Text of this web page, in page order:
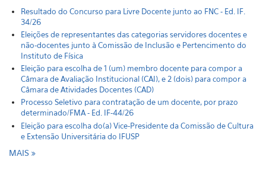
Resultado do Concurso para Livre Docente junto ao FNC - Ed. IF.
34/26
Eleições de representantes das categorias servidores docentes e
não-docentes junto à Comissão de Inclusão e Pertencimento do
Instituto de Física
Eleição para escolha de 1 (um) membro docente para compor a
Câmara de Avaliação Institucional (CAI), e 2 (dois) para compor a
Câmara de Atividades Docentes (CAD)
Processo Seletivo para contratação de um docente, por prazo
determinado/FMA - Ed. IF-44/26
Eleição para escolha do(a) Vice-Presidente da Comissão de Cultura
e Extensão Universitária do IFUSP
MAIS